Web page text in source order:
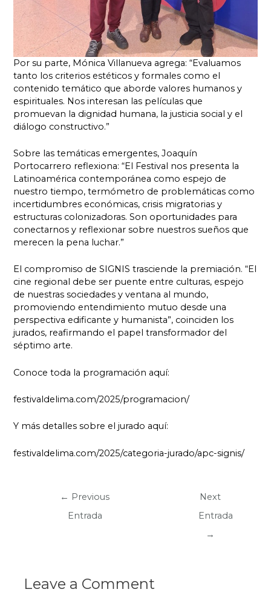
Por su parte, Mónica Villanueva agrega: “Evaluamos
tanto los criterios estéticos y formales como el
contenido temático que aborde valores humanos y
espirituales. Nos interesan las películas que
promuevan la dignidad humana, la justicia social y el
diálogo constructivo.”
Sobre las temáticas emergentes, Joaquín
Portocarrero reflexiona: “El Festival nos presenta la
Latinoamérica contemporánea como espejo de
nuestro tiempo, termómetro de problemáticas como
incertidumbres económicas, crisis migratorias y
estructuras colonizadoras. Son oportunidades para
conectarnos y reflexionar sobre nuestros sueños que
merecen la pena luchar.”
El compromiso de SIGNIS trasciende la premiación. “El
cine regional debe ser puente entre culturas, espejo
de nuestras sociedades y ventana al mundo,
promoviendo entendimiento mutuo desde una
perspectiva edificante y humanista”, coinciden los
jurados, reafirmando el papel transformador del
séptimo arte.
Conoce toda la programación aquí:
festivaldelima.com/2025/programacion/
Y más detalles sobre el jurado aquí:
festivaldelima.com/2025/categoria-jurado/apc-signis/
← Previous
Entrada
Next
Entrada
→
Leave a Comment